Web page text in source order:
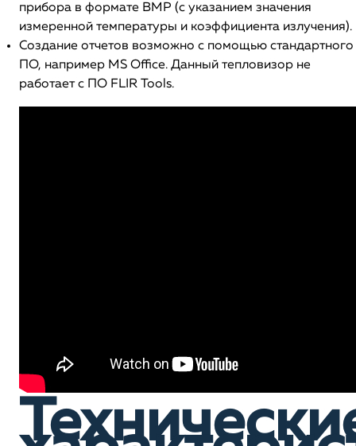
прибора в формате BMP (с указанием значения
измеренной температуры и коэффициента излучения).
Создание отчетов возможно с помощью стандартного
ПО, например MS Office. Данный тепловизор не
работает с ПО FLIR Tools.